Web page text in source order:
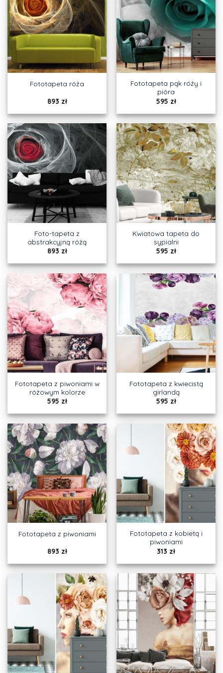
Fototapeta róża
893 zł
Fototapeta pąk róży i
pióra
595 zł
Foto-tapeta z
abstrakcyjną różą
893 zł
Kwiatowa tapeta do
sypialni
595 zł
Fototapeta z piwoniami w
różowym kolorze
595 zł
Fototapeta z kwiecistą
girlandą
595 zł
Fototapeta z piwoniami
893 zł
Fototapeta z kobietą i
piwoniami
313 zł